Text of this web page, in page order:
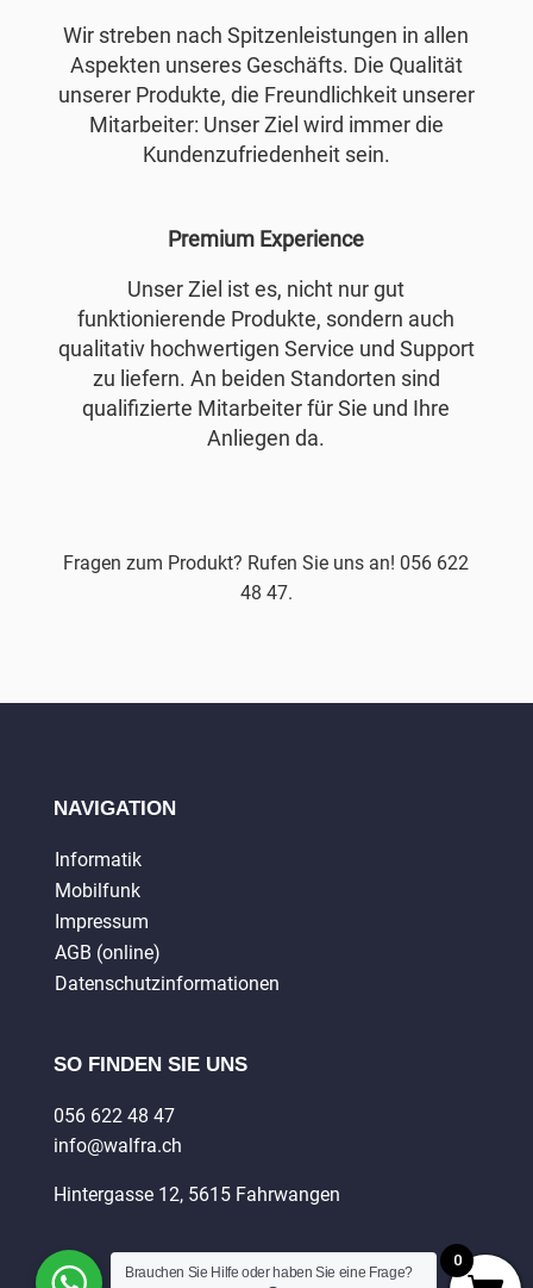
Wir streben nach Spitzenleistungen in allen
Aspekten unseres Geschäfts. Die Qualität
unserer Produkte, die Freundlichkeit unserer
Mitarbeiter: Unser Ziel wird immer die
Kundenzufriedenheit sein.
Premium Experience
Unser Ziel ist es, nicht nur gut
funktionierende Produkte, sondern auch
qualitativ hochwertigen Service und Support
zu liefern. An beiden Standorten sind
qualifizierte Mitarbeiter für Sie und Ihre
Anliegen da.
Fragen zum Produkt? Rufen Sie uns an! 056 622
48 47.
NAVIGATION
Informatik
Mobilfunk
Impressum
AGB (online)
Datenschutzinformationen
SO FINDEN SIE UNS
056 622 48 47
info@walfra.ch
Hintergasse 12, 5615 Fahrwangen
Brauchen Sie Hilfe oder haben Sie eine Frage?
0